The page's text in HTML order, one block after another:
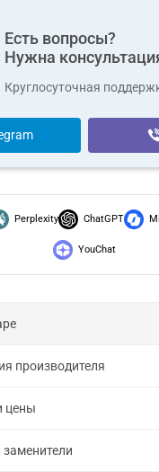
Есть вопросы?
Нужна
Круглосуточная
Perplexity ChatGPT
YouChat
производителя
цены